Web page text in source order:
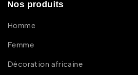
Nos produits
Homme
Femme
Décoration africaine